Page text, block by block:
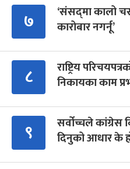
७
‘संसद्‍मा कालो
कारोबार नगर्नू’
८
राष्ट्रिय
निकायका काम
९
सर्वोच्चले
दिनुको आधार के